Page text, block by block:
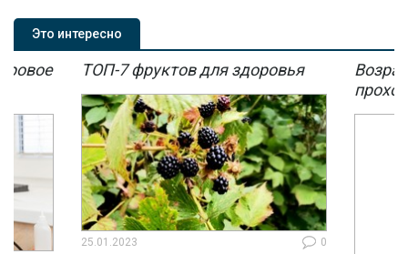
Это интересно
ТОП-7 фруктов для здоровья
25.01.2023 0